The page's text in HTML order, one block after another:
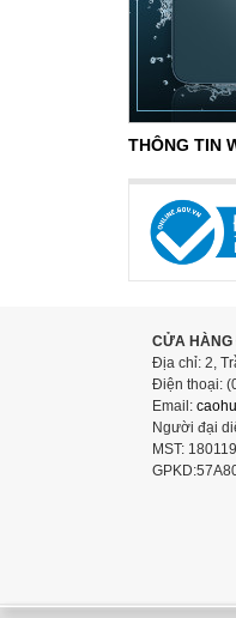
THÔNG TIN
CỬA HÀNG
Địa chỉ: 2,
Điện thoại:
Email:
Người đại
MST: